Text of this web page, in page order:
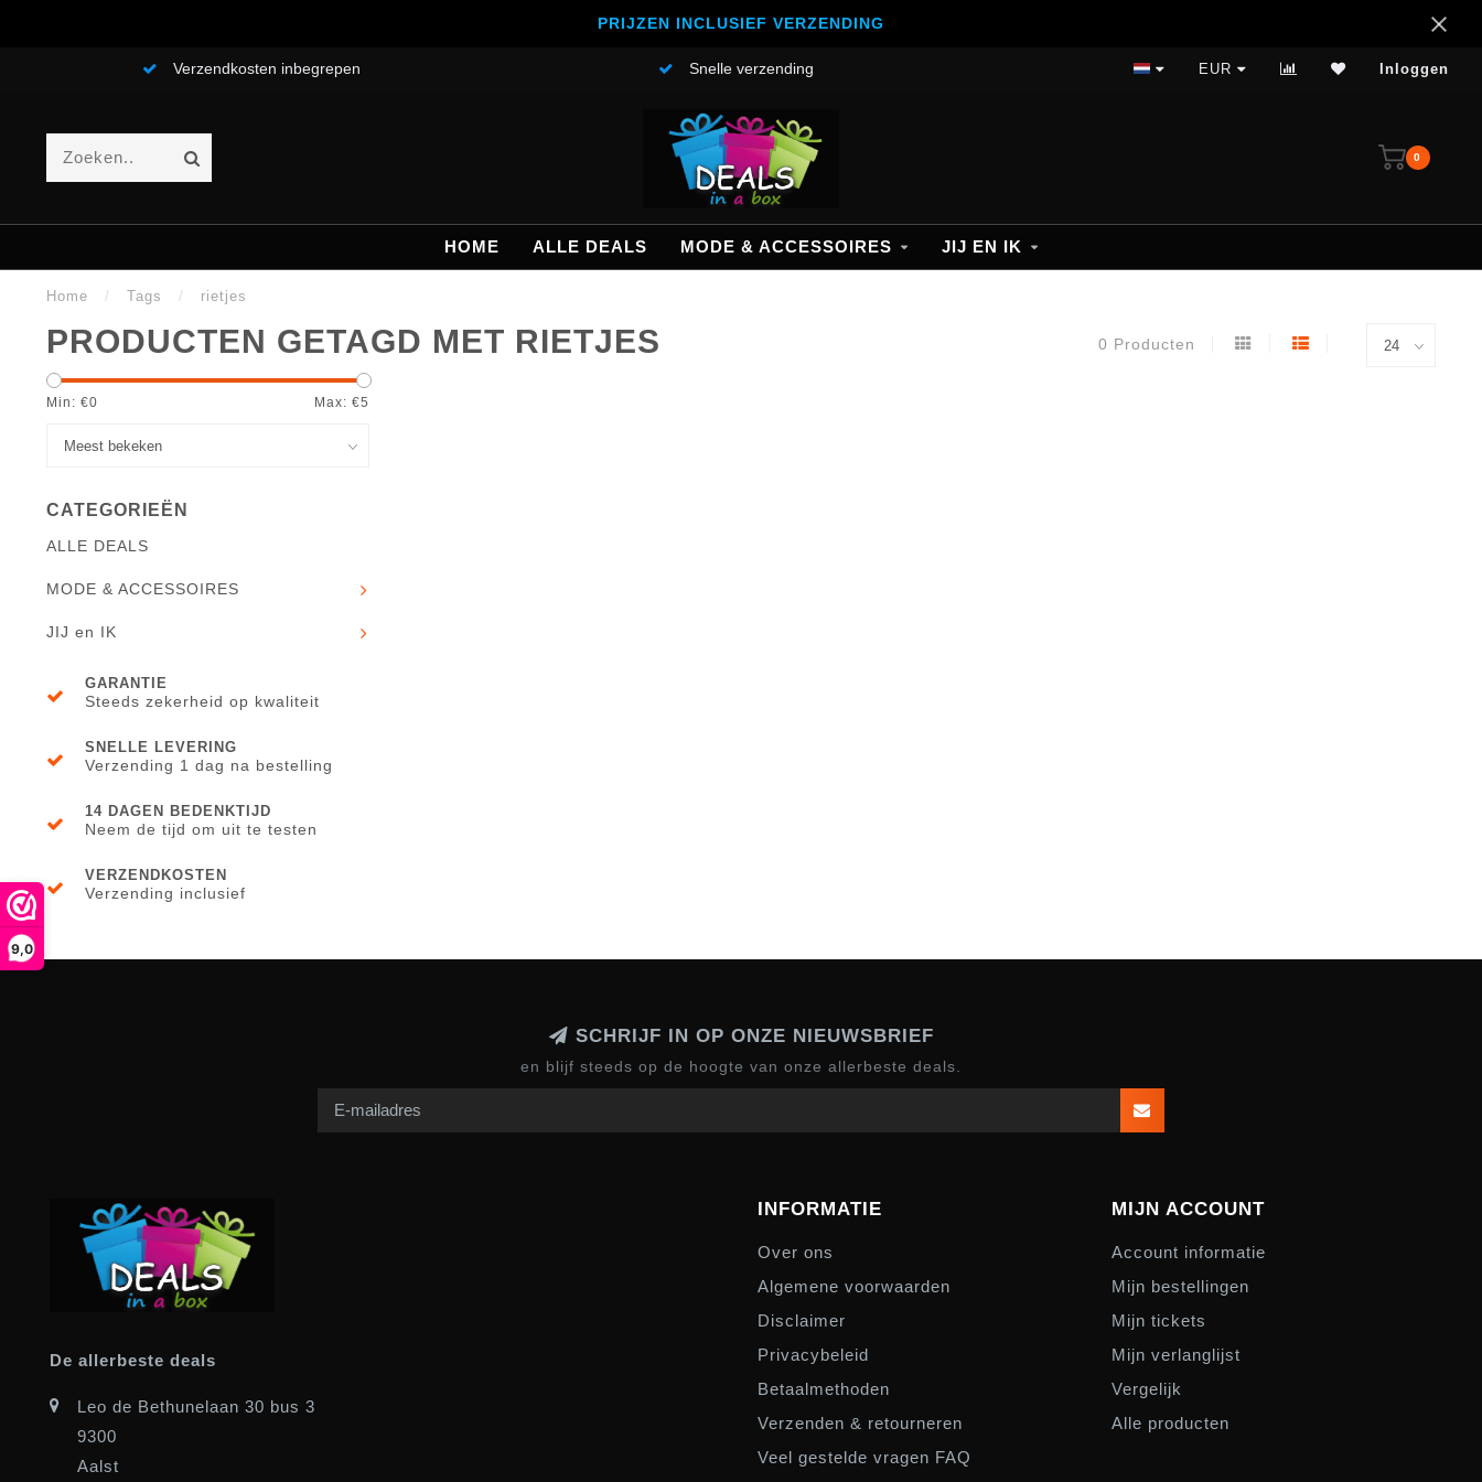
9,0
PRIJZEN INCLUSIEF VERZENDING
Verzendkosten inbegrepen Snelle verzending 14 dagen bedenktijd
EUR Inloggen
0
HOME ALLE DEALS MODE & ACCESSOIRES JIJ EN IK
Home / Tags / rietjes
PRODUCTEN GETAGD MET RIETJES 0 Producten
Min: €0 Max: €5
CATEGORIEËN
ALLE DEALS
MODE & ACCESSOIRES
JIJ en IK
GARANTIE
Steeds zekerheid op kwaliteit
SNELLE LEVERING
Verzending 1 dag na bestelling
14 DAGEN BEDENKTIJD
Neem de tijd om uit te testen
VERZENDKOSTEN
Verzending inclusief
SCHRIJF IN OP ONZE NIEUWSBRIEF
en blijf steeds op de hoogte van onze allerbeste deals.
De allerbeste deals
Leo de Bethunelaan 30 bus 3
9300
Aalst
INFORMATIE
Over ons
Algemene voorwaarden
Disclaimer
Privacybeleid
Betaalmethoden
Verzenden & retourneren
Veel gestelde vragen FAQ
MIJN ACCOUNT
Account informatie
Mijn bestellingen
Mijn tickets
Mijn verlanglijst
Vergelijk
Alle producten